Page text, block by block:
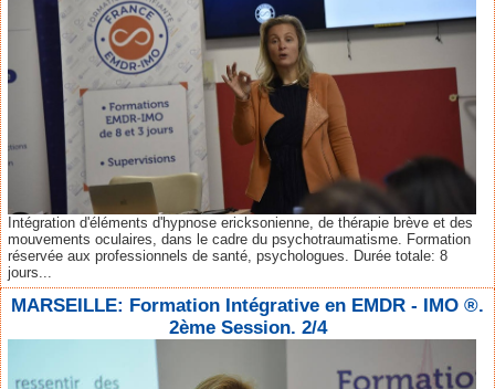
Intégration d'éléments d'hypnose ericksonienne, de thérapie brève et des
mouvements oculaires, dans le cadre du psychotraumatisme. Formation
réservée aux professionnels de santé, psychologues. Durée totale: 8
jours...
MARSEILLE: Formation Intégrative en EMDR - IMO ®.
2ème Session. 2/4